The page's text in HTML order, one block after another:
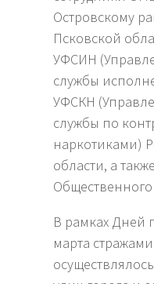
Островскому
Псковской
УФСИН
службы
УФСКН
службы по
наркотиками)
области, а
В рамках Дней
марта